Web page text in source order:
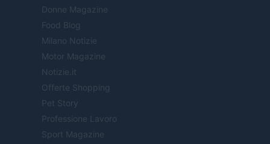
Donne Magazine
Food Blog
Milano Notizie
Motor Magazine
Notizie.it
Offerte Shopping
Pet Story
Professione Lavoro
Sport Magazine